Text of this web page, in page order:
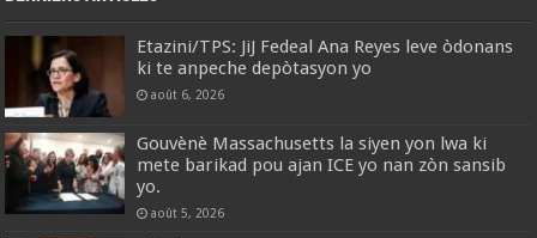
Etazini/TPS: JiJ Fedeal Ana Reyes leve òdonans
ki te anpeche depòtasyon yo
août 6, 2026
Gouvènè Massachusetts la siyen yon lwa ki
mete barikad pou ajan ICE yo nan zòn sansib
yo.
août 5, 2026